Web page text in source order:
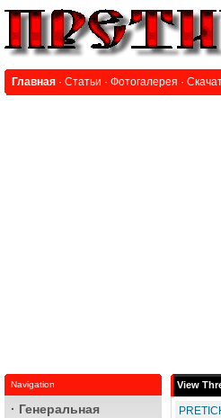
Главная · Статьи · Фотогалерея ·
Navigation
· Генеральная
View